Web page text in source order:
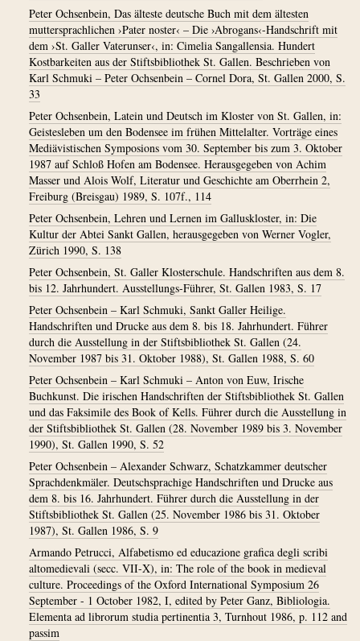
Peter Ochsenbein, Das älteste deutsche Buch mit dem ältesten
muttersprachlichen ›Pater noster‹ – Die ›Abrogans‹-Handschrift mit
dem ›St. Galler Vaterunser‹, in: Cimelia Sangallensia. Hundert
Kostbarkeiten aus der Stiftsbibliothek St. Gallen. Beschrieben von
Karl Schmuki – Peter Ochsenbein – Cornel Dora, St. Gallen 2000, S.
33
Peter Ochsenbein, Latein und Deutsch im Kloster von St. Gallen, in:
Geistesleben um den Bodensee im frühen Mittelalter. Vorträge eines
Mediävistischen Symposions vom 30. September bis zum 3. Oktober
1987 auf Schloß Hofen am Bodensee. Herausgegeben von Achim
Masser und Alois Wolf, Literatur und Geschichte am Oberrhein 2,
Freiburg (Breisgau) 1989, S. 107f., 114
Peter Ochsenbein, Lehren und Lernen im Galluskloster, in: Die
Kultur der Abtei Sankt Gallen, herausgegeben von Werner Vogler,
Zürich 1990, S. 138
Peter Ochsenbein, St. Galler Klosterschule. Handschriften aus dem 8.
bis 12. Jahrhundert. Ausstellungs-Führer, St. Gallen 1983, S. 17
Peter Ochsenbein – Karl Schmuki, Sankt Galler Heilige.
Handschriften und Drucke aus dem 8. bis 18. Jahrhundert. Führer
durch die Ausstellung in der Stiftsbibliothek St. Gallen (24.
November 1987 bis 31. Oktober 1988), St. Gallen 1988, S. 60
Peter Ochsenbein – Karl Schmuki – Anton von Euw, Irische
Buchkunst. Die irischen Handschriften der Stiftsbibliothek St. Gallen
und das Faksimile des Book of Kells. Führer durch die Ausstellung in
der Stiftsbibliothek St. Gallen (28. November 1989 bis 3. November
1990), St. Gallen 1990, S. 52
Peter Ochsenbein – Alexander Schwarz, Schatzkammer deutscher
Sprachdenkmäler. Deutschsprachige Handschriften und Drucke aus
dem 8. bis 16. Jahrhundert. Führer durch die Ausstellung in der
Stiftsbibliothek St. Gallen (25. November 1986 bis 31. Oktober
1987), St. Gallen 1986, S. 9
Armando Petrucci, Alfabetismo ed educazione grafica degli scribi
altomedievali (secc. VII-X), in: The role of the book in medieval
culture. Proceedings of the Oxford International Symposium 26
September - 1 October 1982, I, edited by Peter Ganz, Bibliologia.
Elementa ad librorum studia pertinentia 3, Turnhout 1986, p. 112 and
passim